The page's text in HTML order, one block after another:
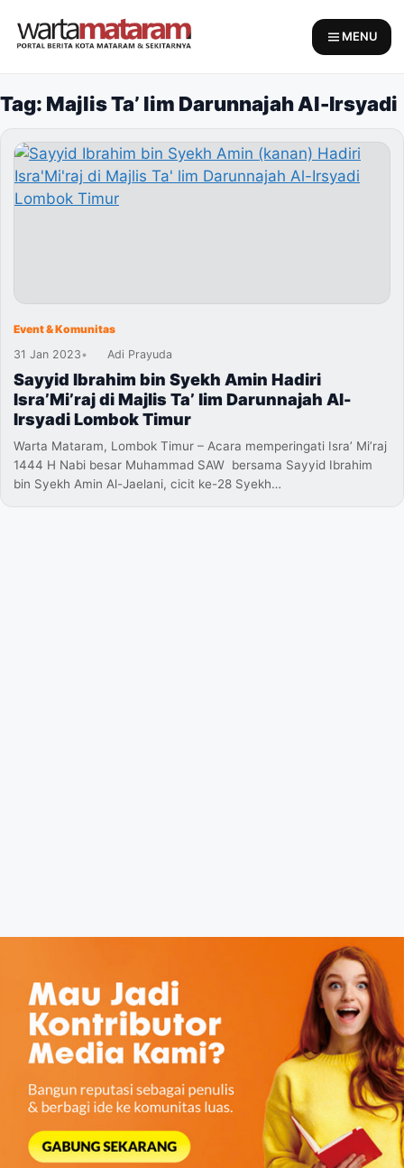
MENU
Tag: Majlis Ta’ lim Darunnajah Al-Irsyadi
Event & Komunitas
31 Jan 2023• Adi Prayuda
Sayyid Ibrahim bin Syekh Amin Hadiri
Isra’Mi’raj di Majlis Ta’ lim Darunnajah Al-
Irsyadi Lombok Timur
Warta Mataram, Lombok Timur – Acara memperingati Isra’ Mi’raj
1444 H Nabi besar Muhammad SAW bersama Sayyid Ibrahim
bin Syekh Amin Al-Jaelani, cicit ke-28 Syekh…